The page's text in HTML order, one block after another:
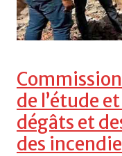
de l’étude
dégâts et
des